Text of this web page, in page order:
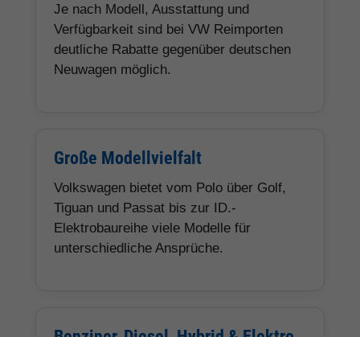
Je nach Modell, Ausstattung und
Verfügbarkeit sind bei VW Reimporten
deutliche Rabatte gegenüber deutschen
Neuwagen möglich.
Große Modellvielfalt
Volkswagen bietet vom Polo über Golf,
Tiguan und Passat bis zur ID.-
Elektrobaureihe viele Modelle für
unterschiedliche Ansprüche.